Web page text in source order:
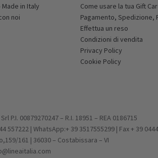
in Italy
noi
Come usare la tua Gift
Pagamento, Spedizione,
Effettua un reso
Condizioni di vendita
Privacy Policy
Cookie Policy
P.I. 00879270247 – R.I. 18951 – REA 0186715
557222 | WhatsApp:+ 39 3517555299 | Fax + 39
161 | 36030 – Costabissara – VI